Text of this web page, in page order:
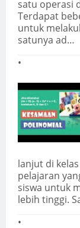
satu operasi
Terdapat
untuk
satunya ad…
lanjut di
pelajaran
siswa untuk
lebih tinggi.